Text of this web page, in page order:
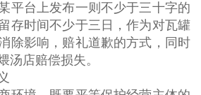
平台上发布一则不少于三十字的
存时间不少于三日，作为对瓦罐
除影响，赔礼道歉的方式，同时
汤店赔偿损失。